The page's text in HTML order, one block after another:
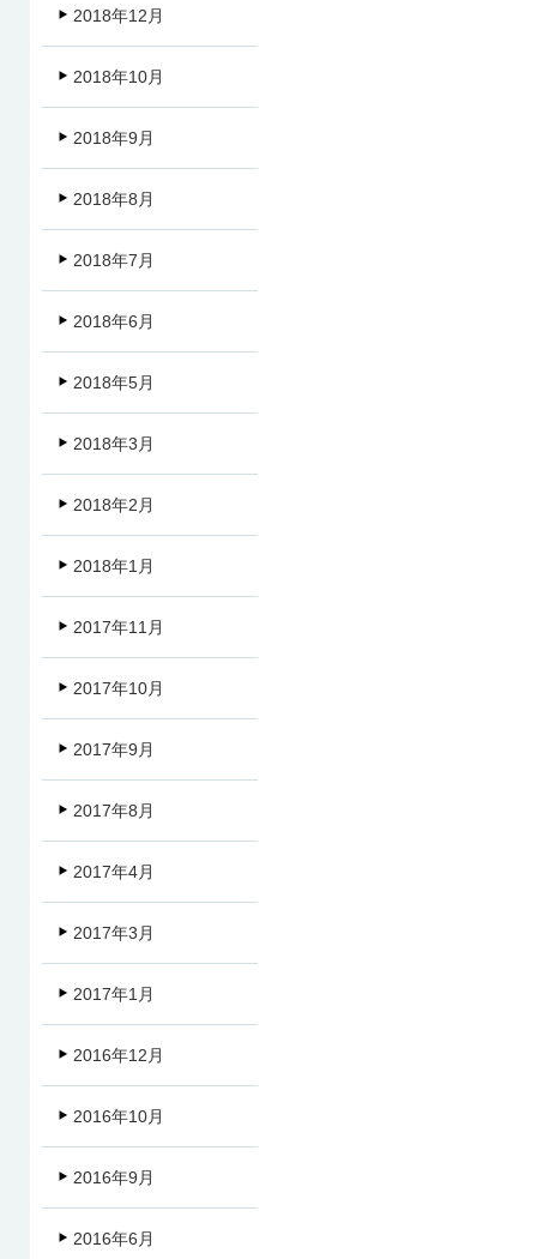
2018年12月
2018年10月
2018年9月
2018年8月
2018年7月
2018年6月
2018年5月
2018年3月
2018年2月
2018年1月
2017年11月
2017年10月
2017年9月
2017年8月
2017年4月
2017年3月
2017年1月
2016年12月
2016年10月
2016年9月
2016年6月